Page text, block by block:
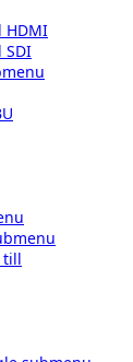
HDMI
SDI
till